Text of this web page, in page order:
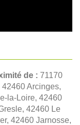
de : 71170
Arcinges,
la-Loire, 42460
42460 Le
42460 Jarnosse,